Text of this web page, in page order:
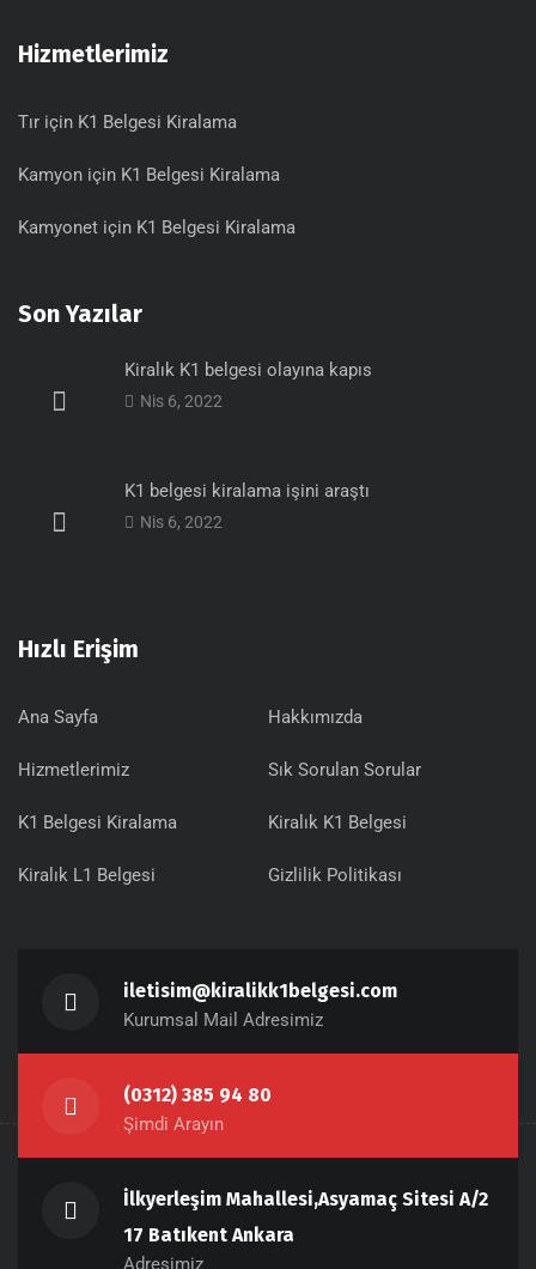
Hizmetlerimiz
Tır için K1 Belgesi Kiralama
Kamyon için K1 Belgesi Kiralama
Kamyonet için K1 Belgesi Kiralama
Son Yazılar
Kiralık K1 belgesi olayına kapıs
Nis 6, 2022
K1 belgesi kiralama işini araştı
Nis 6, 2022
Hızlı Erişim
Ana Sayfa Hakkımızda
Hizmetlerimiz Sık Sorulan Sorular
K1 Belgesi Kiralama Kiralık K1 Belgesi
Kiralık L1 Belgesi Gizlilik Politikası
iletisim@kiralikk1belgesi.com
Kurumsal Mail Adresimiz
(0312) 385 94 80
Şimdi Arayın
İlkyerleşim Mahallesi,Asyamaç Sitesi A/2
17 Batıkent Ankara
Adresimiz